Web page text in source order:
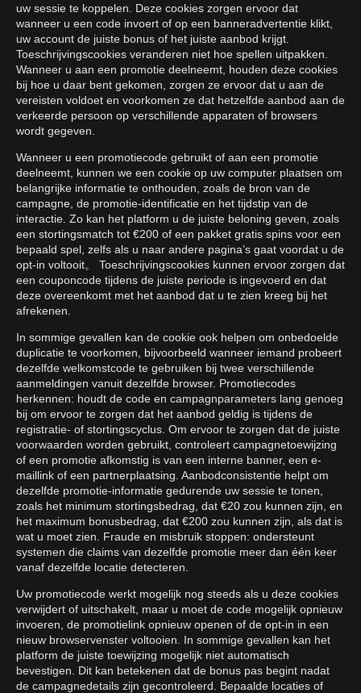
uw sessie te koppelen. Deze cookies zorgen ervoor dat
wanneer u een code invoert of op een banneradvertentie klikt,
uw account de juiste bonus of het juiste aanbod krijgt.
Toeschrijvingscookies veranderen niet hoe spellen uitpakken.
Wanneer u aan een promotie deelneemt, houden deze cookies
bij hoe u daar bent gekomen, zorgen ze ervoor dat u aan de
vereisten voldoet en voorkomen ze dat hetzelfde aanbod aan de
verkeerde persoon op verschillende apparaten of browsers
wordt gegeven.
Wanneer u een promotiecode gebruikt of aan een promotie
deelneemt, kunnen we een cookie op uw computer plaatsen om
belangrijke informatie te onthouden, zoals de bron van de
campagne, de promotie-identificatie en het tijdstip van de
interactie. Zo kan het platform u de juiste beloning geven, zoals
een stortingsmatch tot €200 of een pakket gratis spins voor een
bepaald spel, zelfs als u naar andere pagina’s gaat voordat u de
opt-in voltooit。 Toeschrijvingscookies kunnen ervoor zorgen dat
een couponcode tijdens de juiste periode is ingevoerd en dat
deze overeenkomt met het aanbod dat u te zien kreeg bij het
afrekenen.
In sommige gevallen kan de cookie ook helpen om onbedoelde
duplicatie te voorkomen, bijvoorbeeld wanneer iemand probeert
dezelfde welkomstcode te gebruiken bij twee verschillende
aanmeldingen vanuit dezelfde browser. Promotiecodes
herkennen: houdt de code en campagnparameters lang genoeg
bij om ervoor te zorgen dat het aanbod geldig is tijdens de
registratie- of stortingscyclus. Om ervoor te zorgen dat de juiste
voorwaarden worden gebruikt, controleert campagnetoewijzing
of een promotie afkomstig is van een interne banner, een e-
maillink of een partnerplaatsing. Aanbodconsistentie helpt om
dezelfde promotie-informatie gedurende uw sessie te tonen,
zoals het minimum stortingsbedrag, dat €20 zou kunnen zijn, en
het maximum bonusbedrag, dat €200 zou kunnen zijn, als dat is
wat u moet zien. Fraude en misbruik stoppen: ondersteunt
systemen die claims van dezelfde promotie meer dan één keer
vanaf dezelfde locatie detecteren.
Uw promotiecode werkt mogelijk nog steeds als u deze cookies
verwijdert of uitschakelt, maar u moet de code mogelijk opnieuw
invoeren, de promotielink opnieuw openen of de opt-in in een
nieuw browservenster voltooien. In sommige gevallen kan het
platform de juiste toewijzing mogelijk niet automatisch
bevestigen. Dit kan betekenen dat de bonus pas begint nadat
de campagnedetails zijn gecontroleerd. Bepaalde locaties of